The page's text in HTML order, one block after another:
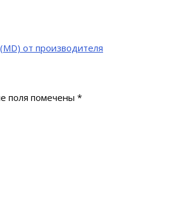
от производителя
поля помечены *